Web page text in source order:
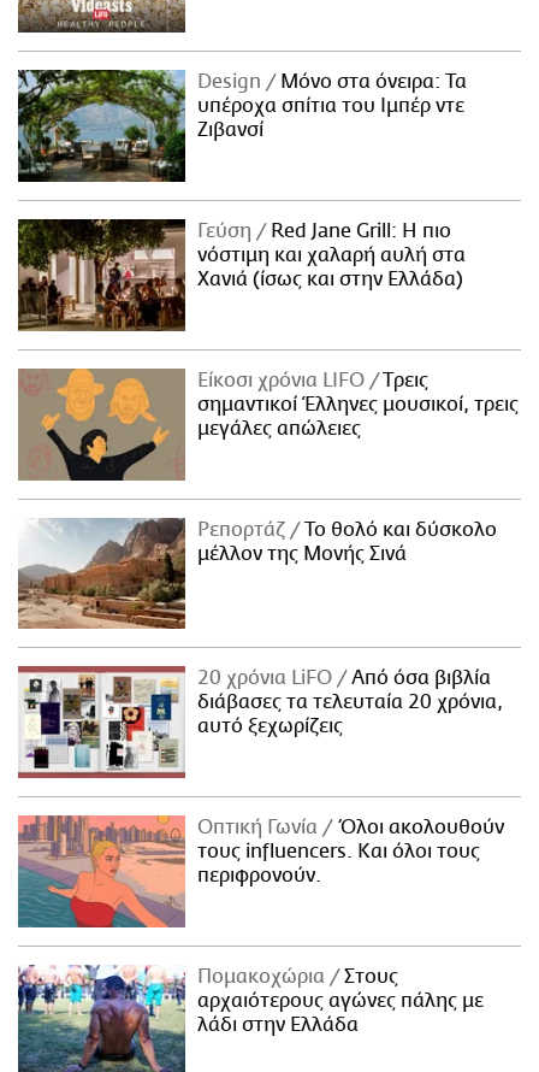
Design
Μόνο στα όνειρα: Τα
υπέροχα σπίτια του Ιμπέρ ντε
Ζιβανσί
Γεύση
Red Jane Grill: Η πιο
νόστιμη και χαλαρή αυλή στα
Χανιά (ίσως και στην Ελλάδα)
Είκοσι χρόνια LIFO
Tρεις
σημαντικοί Έλληνες μουσικοί, τρεις
μεγάλες απώλειες
Ρεπορτάζ
Το θολό και δύσκολο
μέλλον της Μονής Σινά
20 χρόνια LiFO
Από όσα βιβλία
διάβασες τα τελευταία 20 χρόνια,
αυτό ξεχωρίζεις
Οπτική Γωνία
Όλοι ακολουθούν
τους influencers. Και όλοι τους
περιφρονούν.
Πομακοχώρια
Στους
αρχαιότερους αγώνες πάλης με
λάδι στην Ελλάδα